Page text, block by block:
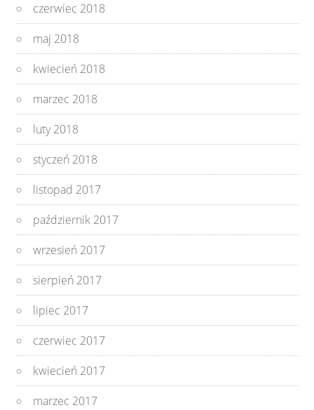
czerwiec 2018
maj 2018
kwiecień 2018
marzec 2018
luty 2018
styczeń 2018
listopad 2017
październik 2017
wrzesień 2017
sierpień 2017
lipiec 2017
czerwiec 2017
kwiecień 2017
marzec 2017